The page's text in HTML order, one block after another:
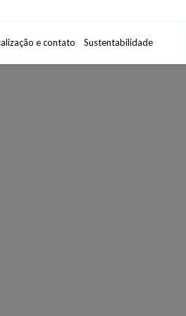
e contato Sustentabilidade